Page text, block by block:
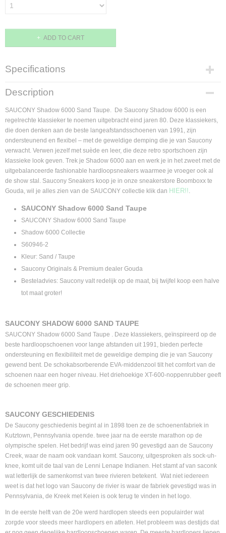
ADD TO CART
Specifications
Supplier product code
S60946-2
Description
SAUCONY Shadow 6000 Sand Taupe. De Saucony Shadow 6000 is een
regelrechte klassieker te noemen uitgebracht eind jaren 80. Deze klassiekers,
die doen denken aan de beste langeafstandsschoenen van 1991, zijn
ondersteunend en flexibel – met de geweldige demping die je van Saucony
verwacht. Verwen jezelf met suède en leer, die deze retro sportschoen zijn
klassieke look geven. Trek je Shadow 6000 aan en werk je in het zweet met de
uitgebalanceerde fashionable hardloopsneakers waarmee je vroeger ook al
de show stal. Saucony Sneakers koop je in onze sneakerstore Boomboxx te
Gouda, wil je alles zien van de SAUCONY collectie klik dan HIER!!.
SAUCONY Shadow 6000 Sand Taupe
SAUCONY Shadow 6000 Sand Taupe
Shadow 6000 Collectie
S60946-2
Kleur: Sand / Taupe
Saucony Originals & Premium dealer Gouda
Besteladvies: Saucony valt redelijk op de maat, bij twijfel koop een halve
tot maat groter!
SAUCONY SHADOW 6000 SAND TAUPE
SAUCONY Shadow 6000 Sand Taupe . Deze klassiekers, geïnspireerd op de
beste hardloopschoenen voor lange afstanden uit 1991, bieden perfecte
ondersteuning en flexibiliteit met de geweldige demping die je van Saucony
gewend bent. De schokabsorberende EVA-middenzool tilt het comfort van de
schoenen naar een hoger niveau. Het driehoekige XT-600-noppenrubber geeft
de schoenen meer grip.
SAUCONY GESCHIEDENIS
De Saucony geschiedenis begint al in 1898 toen ze de schoenenfabriek in
Kutztown, Pennsylvania opende. twee jaar na de eerste marathon op de
olympische spelen. Het bedrijf was eind jaren 90 gevestigd aan de Saucony
Creek, waar de naam ook vandaan komt. Saucony, uitgesproken als sock-uh-
knee, komt uit de taal van de Lenni Lenape Indianen. Het stamt af van saconk
wat letterlijk de samenkomst van twee rivieren betekent. Wat niet iedereen
weet is dat het logo van Saucony de rivier is waar de fabriek gevestigd was in
Pennsylvania, de Kreek met Keien is ook terug te vinden in het logo.
In de eerste helft van de 20e werd hardlopen steeds een populairder wat
zorgde voor steeds meer hardlopers en atleten. Het probleem was destijds dat